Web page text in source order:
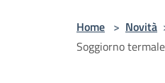
Home > Novità
Soggiorno